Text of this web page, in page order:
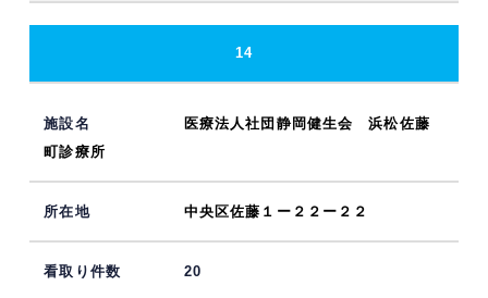
14
医療法人社団静岡健生会 浜松佐藤
町診療所
中央区佐藤１ー２２ー２２
20